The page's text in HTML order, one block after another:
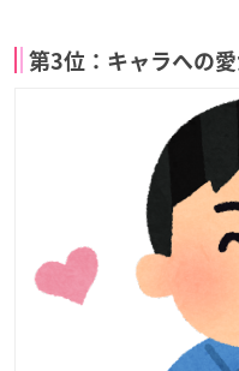
第3位：キャラへの